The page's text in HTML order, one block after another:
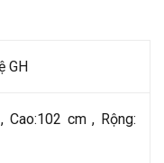
GH
Cao:102 cm , Rộng: